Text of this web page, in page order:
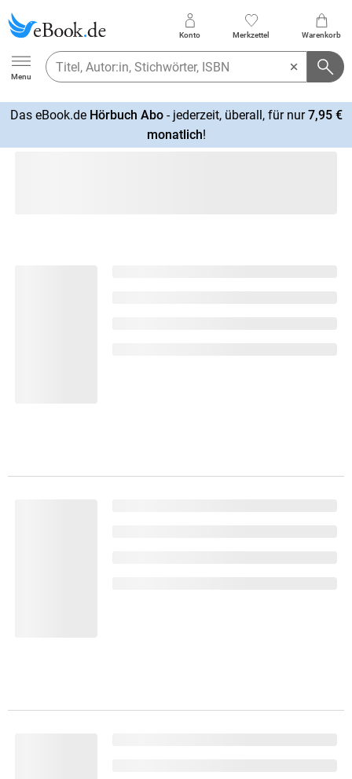
Ebook.de
Menu
Konto Merkzettel Warenkorb
Das eBook.de Hörbuch Abo- jederzeit, überall, für nur7,95 €
monatlich!